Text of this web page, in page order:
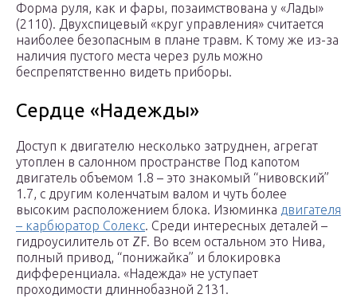
Форма руля, как и фары, позаимствована у «Лады»
(2110). Двухспицевый «круг управления» считается
наиболее безопасным в плане травм. К тому же из-за
наличия пустого места через руль можно
беспрепятственно видеть приборы.
Сердце «Надежды»
Доступ к двигателю несколько затруднен, агрегат
утоплен в салонном пространстве Под капотом
двигатель объемом 1.8 – это знакомый “нивовский”
1.7, с другим коленчатым валом и чуть более
высоким расположением блока. Изюминка двигателя
– карбюратор Солекс. Среди интересных деталей –
гидроусилитель от ZF. Во всем остальном это Нива,
полный привод, “понижайка” и блокировка
дифференциала. «Надежда» не уступает
проходимости длиннобазной 2131.